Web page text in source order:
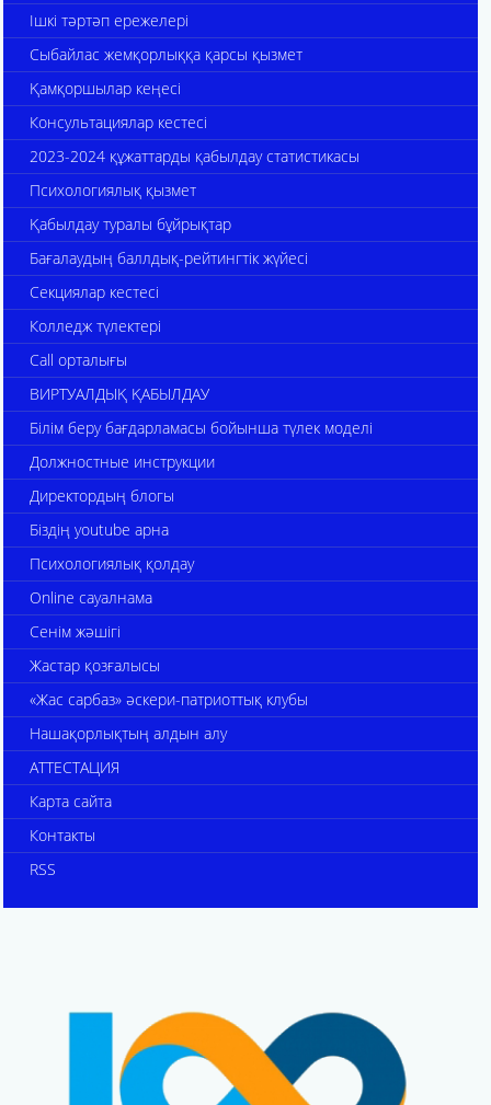
Ішкі тәртәп ережелері
Сыбайлас жемқорлыққа қарсы қызмет
Қамқоршылар кеңесі
Консультациялар кестесі
2023-2024 құжаттарды қабылдау статистикасы
Психологиялық қызмет
Қабылдау туралы бұйрықтар
Бағалаудың баллдық-рейтингтік жүйесі
Секциялар кестесі
Колледж түлектері
Call орталығы
ВИРТУАЛДЫҚ ҚАБЫЛДАУ
Білім беру бағдарламасы бойынша түлек моделі
Должностные инструкции
Директордың блогы
Біздің youtube арна
Психологиялық қолдау
Online сауалнама
Сенім жәшігі
Жастар қозғалысы
«Жас сарбаз» әскери-патриоттық клубы
Нашақорлықтың алдын алу
АТТЕСТАЦИЯ
Карта сайта
Контакты
RSS